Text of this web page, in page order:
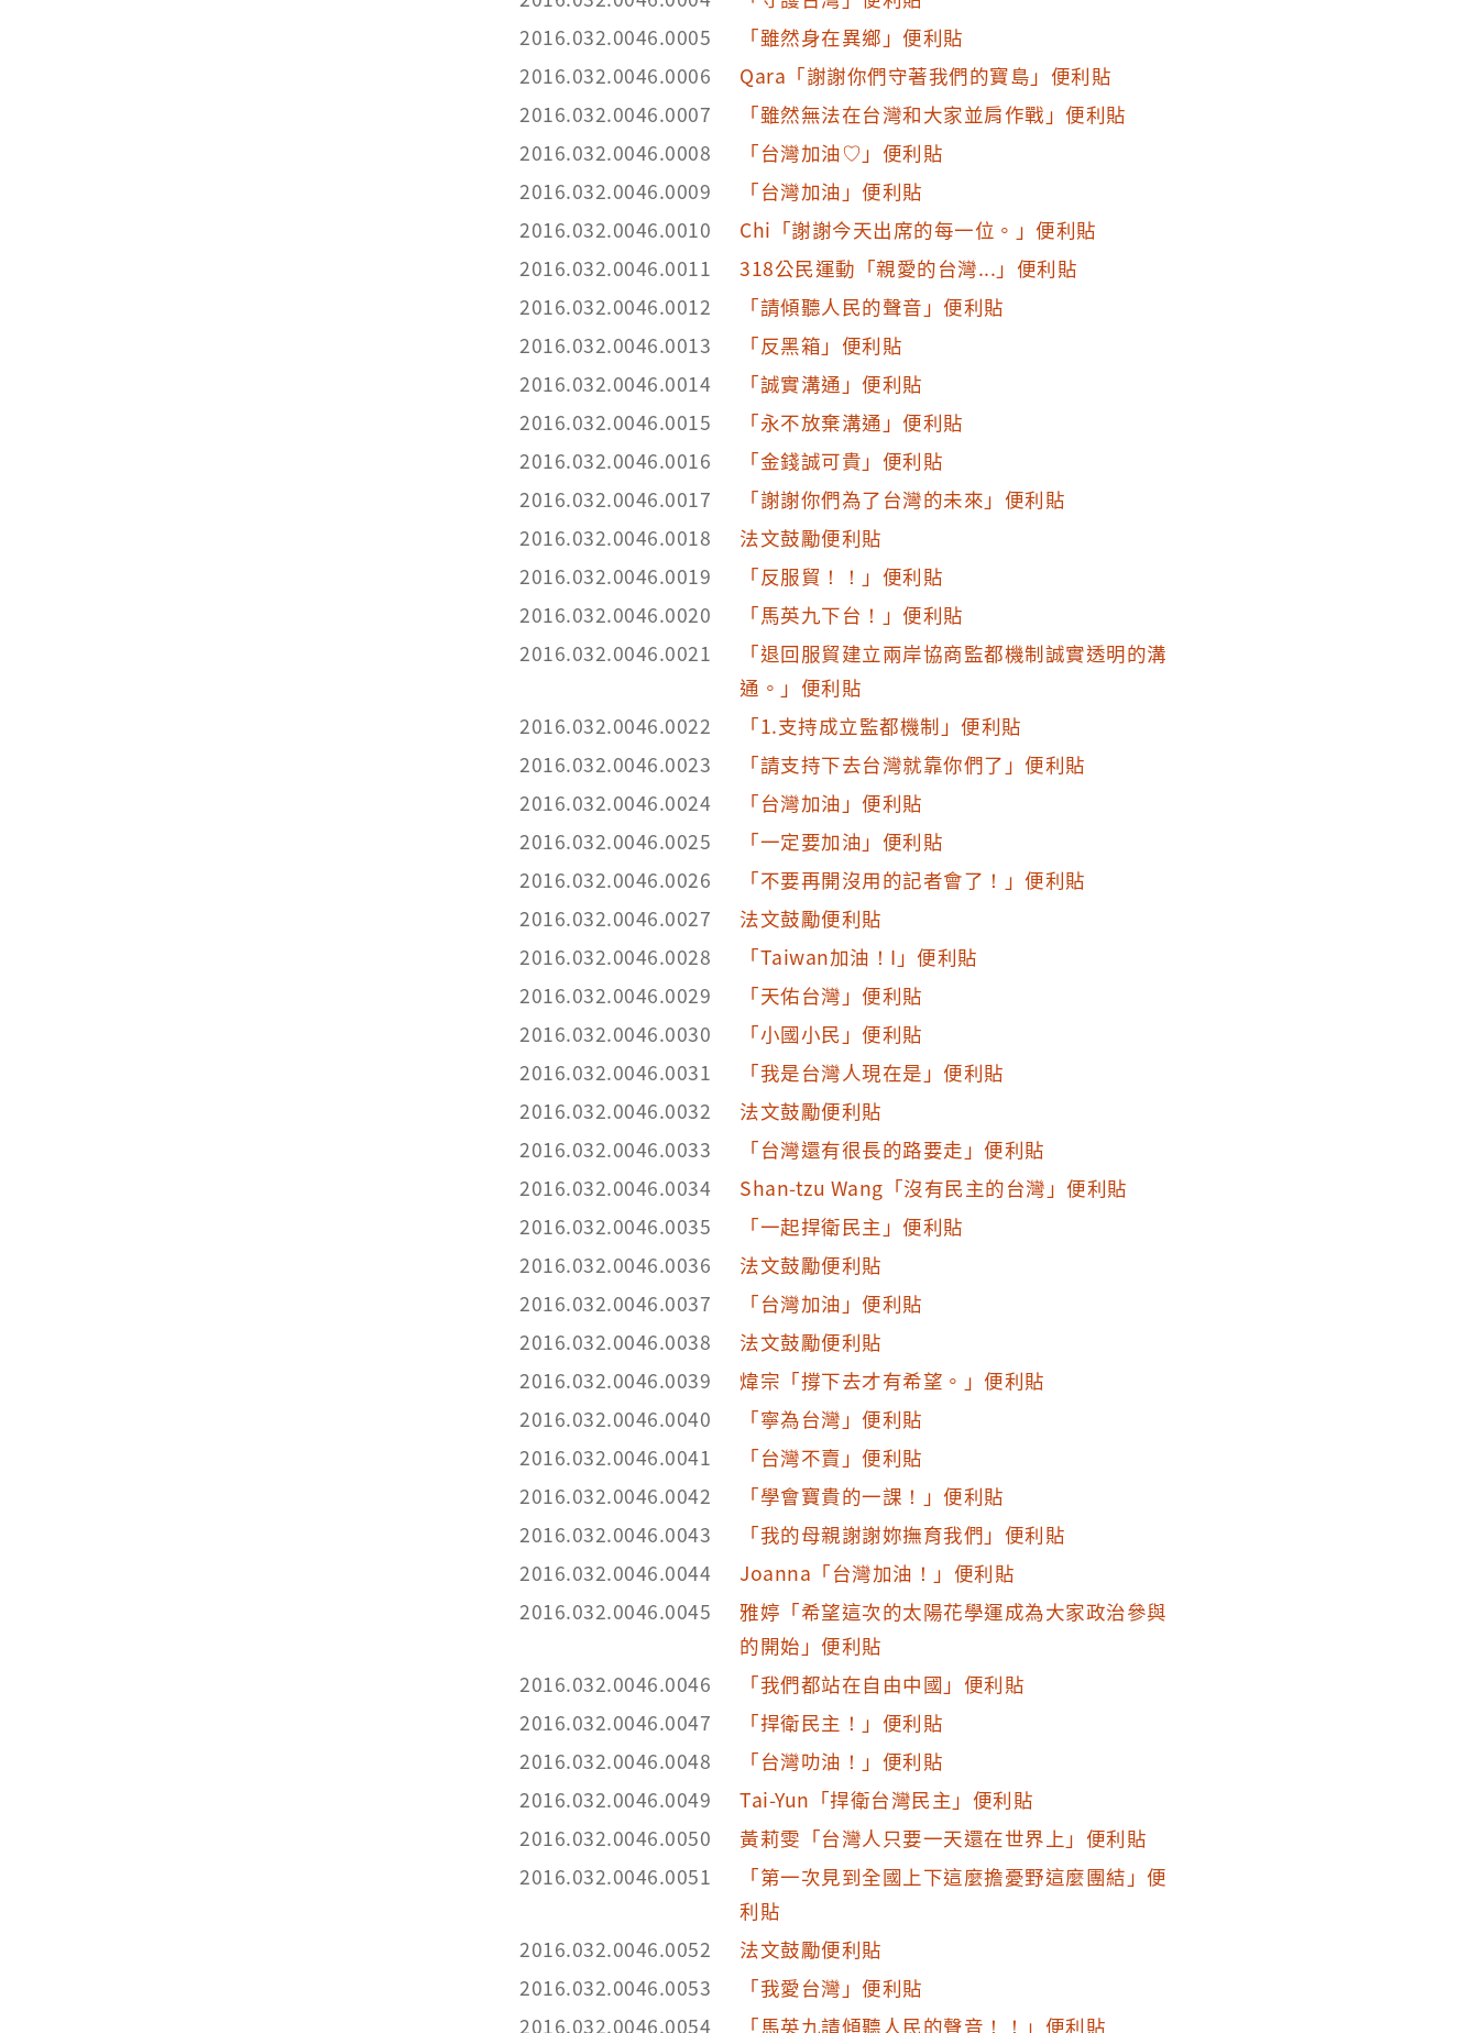
2016.032.0046.0005
「雖然身在異鄉」便利貼
2016.032.0046.0006
Qara「謝謝你們守著我們的寶島」便利貼
2016.032.0046.0007
「雖然無法在台灣和大家並肩作戰」便利貼
2016.032.0046.0008
「台灣加油♡」便利貼
2016.032.0046.0009
「台灣加油」便利貼
2016.032.0046.0010
Chi「謝謝今天出席的每一位。」便利貼
2016.032.0046.0011
318公民運動「親愛的台灣...」便利貼
2016.032.0046.0012
「請傾聽人民的聲音」便利貼
2016.032.0046.0013
「反黑箱」便利貼
2016.032.0046.0014
「誠實溝通」便利貼
2016.032.0046.0015
「永不放棄溝通」便利貼
2016.032.0046.0016
「金錢誠可貴」便利貼
2016.032.0046.0017
「謝謝你們為了台灣的未來」便利貼
2016.032.0046.0018
法文鼓勵便利貼
2016.032.0046.0019
「反服貿！！」便利貼
2016.032.0046.0020
「馬英九下台！」便利貼
2016.032.0046.0021
「退回服貿建立兩岸協商監都機制誠實透明的溝
通。」便利貼
2016.032.0046.0022
「1.支持成立監都機制」便利貼
2016.032.0046.0023
「請支持下去台灣就靠你們了」便利貼
2016.032.0046.0024
「台灣加油」便利貼
2016.032.0046.0025
「一定要加油」便利貼
2016.032.0046.0026
「不要再開沒用的記者會了！」便利貼
2016.032.0046.0027
法文鼓勵便利貼
2016.032.0046.0028
「Taiwan加油！I」便利貼
2016.032.0046.0029
「天佑台灣」便利貼
2016.032.0046.0030
「小國小民」便利貼
2016.032.0046.0031
「我是台灣人現在是」便利貼
2016.032.0046.0032
法文鼓勵便利貼
2016.032.0046.0033
「台灣還有很長的路要走」便利貼
2016.032.0046.0034
Shan-tzu Wang「沒有民主的台灣」便利貼
2016.032.0046.0035
「一起捍衛民主」便利貼
2016.032.0046.0036
法文鼓勵便利貼
2016.032.0046.0037
「台灣加油」便利貼
2016.032.0046.0038
法文鼓勵便利貼
2016.032.0046.0039
煒宗「撐下去才有希望。」便利貼
2016.032.0046.0040
「寧為台灣」便利貼
2016.032.0046.0041
「台灣不賣」便利貼
2016.032.0046.0042
「學會寶貴的一課！」便利貼
2016.032.0046.0043
「我的母親謝謝妳撫育我們」便利貼
2016.032.0046.0044
Joanna「台灣加油！」便利貼
2016.032.0046.0045
雅婷「希望這次的太陽花學運成為大家政治參與
的開始」便利貼
2016.032.0046.0046
「我們都站在自由中國」便利貼
2016.032.0046.0047
「捍衛民主！」便利貼
2016.032.0046.0048
「台灣叻油！」便利貼
2016.032.0046.0049
Tai-Yun「捍衛台灣民主」便利貼
2016.032.0046.0050
黃莉雯「台灣人只要一天還在世界上」便利貼
2016.032.0046.0051
「第一次見到全國上下這麼擔憂野這麼團結」便
利貼
2016.032.0046.0052
法文鼓勵便利貼
2016.032.0046.0053
「我愛台灣」便利貼
2016.032.0046.0054
「馬英九請傾聽人民的聲音！！」便利貼